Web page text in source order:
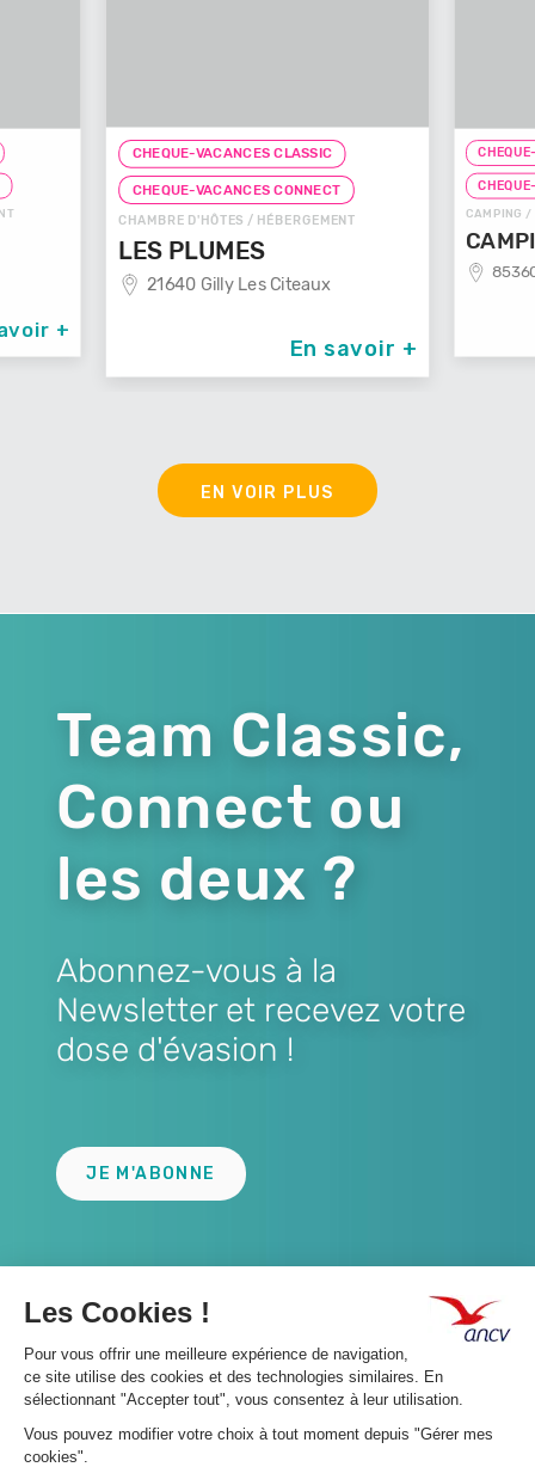
CHEQUE-VACANCES CLASSIC
CHEQUE-VACANCES CONNECT
CHAMBRE D'HÔTES / HÉBERGEMENT
LES PLUMES
21640 Gilly Les Citeaux
CHEQUE-VACANCES
CHEQUE-VACANCES
CAMPING / HÉBERGEMENT
CAMPING
85360 La Tranche
EN VOIR PLUS
Team Classic,
Connect ou
les deux ?
Abonnez-vous à la
Newsletter et recevez votre
dose d'évasion !
JE M'ABONNE